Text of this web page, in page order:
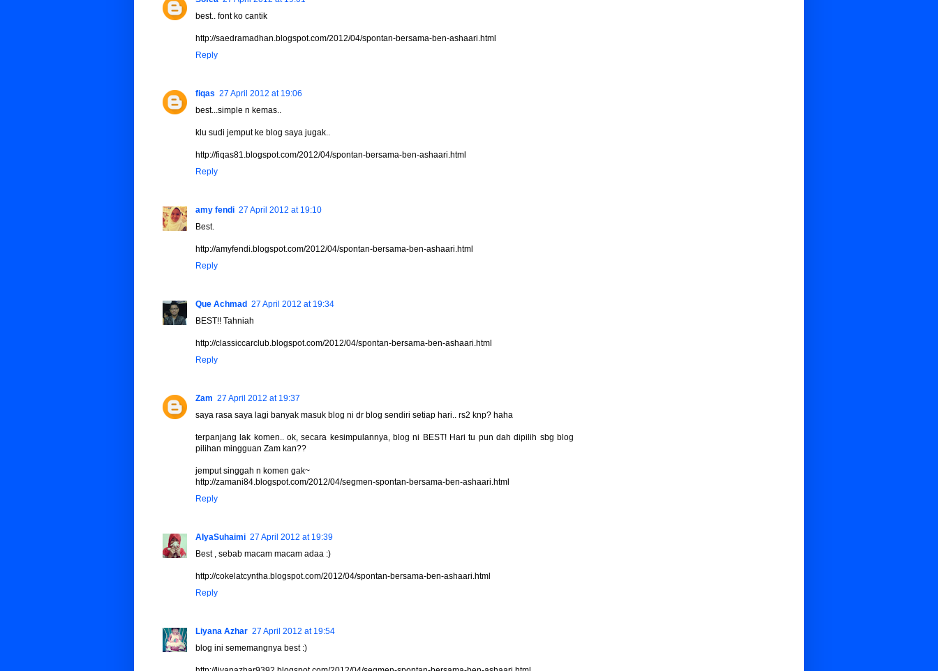
best.. font ko cantik
http://saedramadhan.blogspot.com/2012/04/spontan-bersama-ben-ashaari.html
Reply
fiqas 27 April 2012 at 19:06
best...simple n kemas..
klu sudi jemput ke blog saya jugak..
http://fiqas81.blogspot.com/2012/04/spontan-bersama-ben-ashaari.html
Reply
amy fendi 27 April 2012 at 19:10
Best.
http://amyfendi.blogspot.com/2012/04/spontan-bersama-ben-ashaari.html
Reply
Que Achmad 27 April 2012 at 19:34
BEST!! Tahniah
http://classiccarclub.blogspot.com/2012/04/spontan-bersama-ben-ashaari.html
Reply
Zam 27 April 2012 at 19:37
saya rasa saya lagi banyak masuk blog ni dr blog sendiri setiap hari.. rs2 knp? haha
terpanjang lak komen.. ok, secara kesimpulannya, blog ni BEST! Hari tu pun dah dipilih sbg blog
pilihan mingguan Zam kan??
jemput singgah n komen gak~
http://zamani84.blogspot.com/2012/04/segmen-spontan-bersama-ben-ashaari.html
Reply
AlyaSuhaimi 27 April 2012 at 19:39
Best , sebab macam macam adaa :)
http://cokelatcyntha.blogspot.com/2012/04/spontan-bersama-ben-ashaari.html
Reply
Liyana Azhar 27 April 2012 at 19:54
blog ini sememangnya best :)